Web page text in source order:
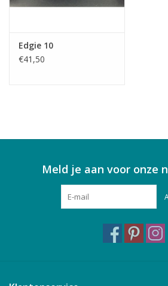
Edgie 10
€41,50
Meld je aan voor onze